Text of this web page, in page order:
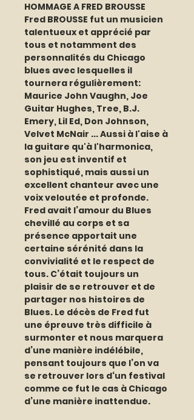
HOMMAGE A FRED BROUSSE
Fred BROUSSE fut un musicien
talentueux et apprécié par
tous et notamment des
personnalités du Chicago
blues avec lesquelles il
tournera régulièrement:
Maurice John Vaughn, Joe
Guitar Hughes, Tree, B.J.
Emery, Lil Ed, Don Johnson,
Velvet McNair ... Aussi à l'aise à
la guitare qu'à l'harmonica,
son jeu est inventif et
sophistiqué, mais aussi un
excellent chanteur avec une
voix veloutée et profonde.
Fred avait l’amour du Blues
chevillé au corps et sa
présence apportait une
certaine sérénité dans la
convivialité et le respect de
tous. C’était toujours un
plaisir de se retrouver et de
partager nos histoires de
Blues. Le décès de Fred fut
une épreuve très difficile à
surmonter et nous marquera
d’une manière indélébile,
pensant toujours que l’on va
se retrouver lors d‘un festival
comme ce fut le cas à Chicago
d’une manière inattendue.